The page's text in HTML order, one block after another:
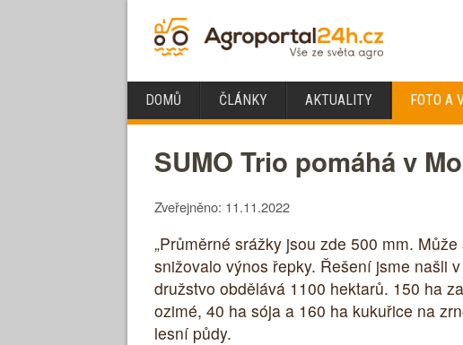
DOMŮ ČLÁNKY AKTUALITY FOTO A
SUMO Trio pomáhá v
Zveřejněno: 11.11.2022
„Průměrné srážky jsou zde 500 mm.
snižovalo výnos řepky. Řešení jsme našli
družstvo obdělává 1100 hektarů. 150 ha
ozimé, 40 ha sója a 160 ha kukuřice na
lesní půdy.